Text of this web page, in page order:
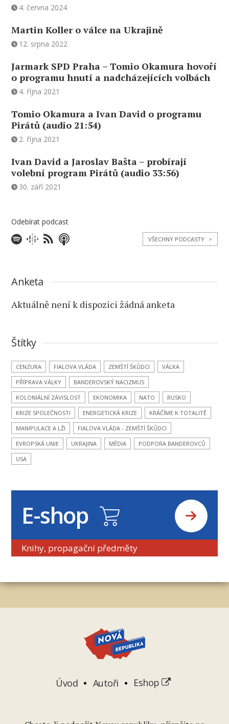
4. června 2024
Martin Koller o válce na Ukrajině
12. srpna 2022
Jarmark SPD Praha – Tomio Okamura hovoří
o programu hnutí a nadcházejících volbách
4. října 2021
Tomio Okamura a Ivan David o programu
Pirátů (audio 21:54)
2. října 2021
Ivan David a Jaroslav Bašta – probírají
volební program Pirátů (audio 33:56)
30. září 2021
Odebírat podcast
VŠECHNY PODCASTY >
Anketa
Aktuálně není k dispozici žádná anketa
Štítky
CENZURA FIALOVA VLÁDA ZEMŠTÍ ŠKŮDCI
VÁLKA
PŘÍPRAVA VÁLKY
BANDEROVSKÝ NACIZMUS
KOLONIÁLNÍ ZÁVISLOST
EKONOMIKA NATO
RUSKO
KRIZE SPOLEČNOSTI
ENERGETICKÁ KRIZE
KRÁČÍME K TOTALITĚ
MANIPULACE A LŽI
FIALOVA VLÁDA - ZEMŠTÍ ŠKŮDCI
EVROPSKÁ UNIE
UKRAJINA MÉDIA
PODPORA BANDEROVCŮ
USA
E-shop
Knihy, propagační předměty
Úvod Autoři Eshop